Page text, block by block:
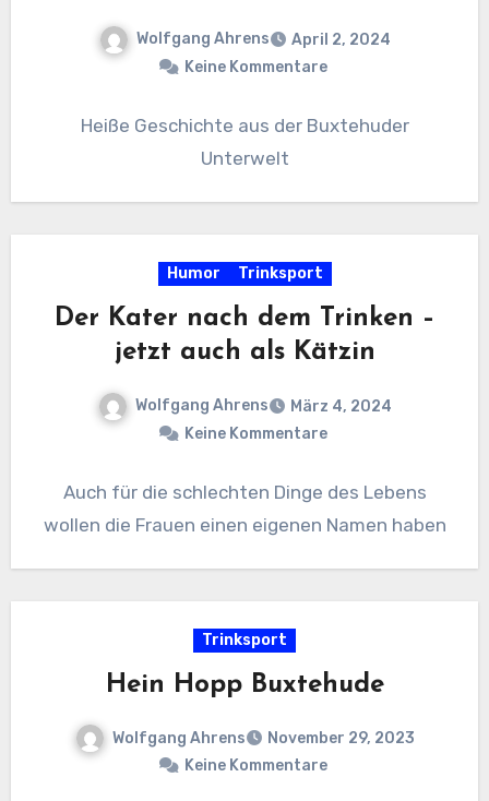
Wolfgang Ahrens
April 2, 2024
Keine Kommentare
Heiße Geschichte aus der Buxtehuder
Unterwelt
Humor Trinksport
Der Kater nach dem Trinken –
jetzt auch als Kätzin
Wolfgang Ahrens
März 4, 2024
Keine Kommentare
Auch für die schlechten Dinge des Lebens
wollen die Frauen einen eigenen Namen haben
Trinksport
Hein Hopp Buxtehude
Wolfgang Ahrens
November 29, 2023
Keine Kommentare